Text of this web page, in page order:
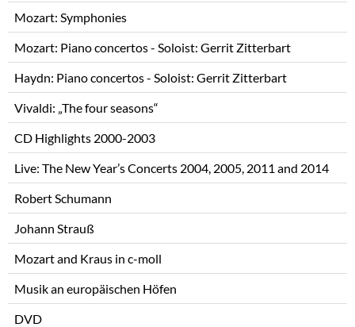
Mozart: Symphonies
Mozart: Piano concertos - Soloist: Gerrit Zitterbart
Haydn: Piano concertos - Soloist: Gerrit Zitterbart
Vivaldi: „The four seasons“
CD Highlights 2000-2003
Live: The New Year’s Concerts 2004, 2005, 2011 and 2014
Robert Schumann
Johann Strauß
Mozart and Kraus in c-moll
Musik an europäischen Höfen
DVD